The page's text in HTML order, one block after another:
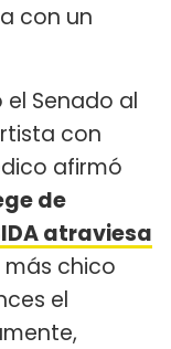
con un
Senado al
con
afirmó
de
atraviesa
más chico
el